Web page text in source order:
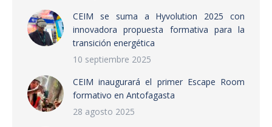
CEIM se suma a Hyvolution 2025 con
innovadora propuesta formativa para la
transición energética
10 septiembre 2025
CEIM inaugurará el primer Escape Room
formativo en Antofagasta
28 agosto 2025